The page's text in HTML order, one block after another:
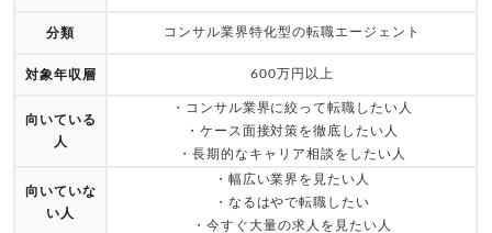
分類 コンサル業界特化型の転職エージェント
対象年収層 600万円以上
向いている
人
・コンサル業界に絞って転職したい人
・ケース面接対策を徹底したい人
・長期的なキャリア相談をしたい人
向いていな
い人
・幅広い業界を見たい人
・なるはやで転職したい
・今すぐ大量の求人を見たい人